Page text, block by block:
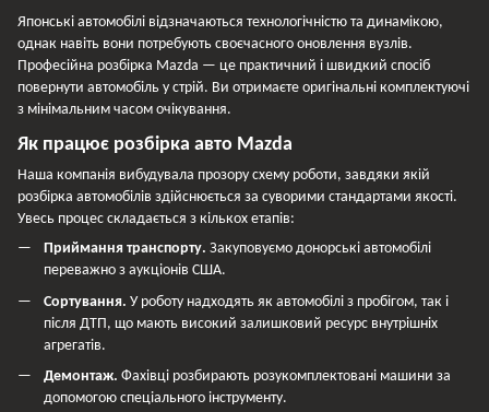
Японські автомобілі відзначаються технологічністю та динамікою,
однак навіть вони потребують своєчасного оновлення вузлів.
Професійна розбірка Mazda — це практичний і швидкий спосіб
повернути автомобіль у стрій. Ви отримаєте оригінальні комплектуючі
з мінімальним часом очікування.
Як працює розбірка авто Mazda
Наша компанія вибудувала прозору схему роботи, завдяки якій
розбірка автомобілів здійснюється за суворими стандартами якості.
Увесь процес складається з кількох етапів:
Приймання транспорту. Закуповуємо донорські автомобілі
переважно з аукціонів США.
Сортування. У роботу надходять як автомобілі з пробігом, так і
після ДТП, що мають високий залишковий ресурс внутрішніх
агрегатів.
Демонтаж. Фахівці розбирають розукомплектовані машини за
допомогою спеціального інструменту.